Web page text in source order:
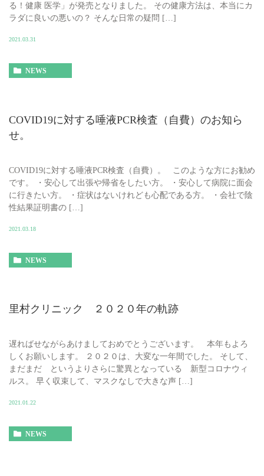
る！健康 医学」が発売となりました。 その健康方法は、本当にカ
ラダに良いの悪いの？ そんな日常の疑問 […]
2021.03.31
NEWS
COVID19に対する唾液PCR検査（自費）のお知ら
せ。
COVID19に対する唾液PCR検査（自費）。 このような方にお勧め
です。 ・安心して出張や帰省をしたい方。 ・安心して病院に面会
に行きたい方。 ・症状はないけれども心配である方。 ・会社で陰
性結果証明書の […]
2021.03.18
NEWS
里村クリニック ２０２０年の軌跡
遅ればせながらあけましておめでとうございます。 本年もよろ
しくお願いします。 ２０２０は、大変な一年間でした。 そして、
まだまだ というよりさらに驚異となっている 新型コロナウィ
ルス。 早く収束して、マスクなしで大きな声 […]
2021.01.22
NEWS